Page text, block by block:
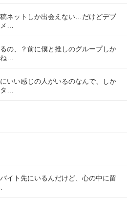
ネットしか出会えない…だけどデブ
…
の、？前に僕と推しのグループしか
…
いい感じの人がいるのなんで、しか
…
イト先にいるんだけど、心の中に留
…